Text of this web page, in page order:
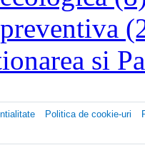
si
Politica de cookie-uri